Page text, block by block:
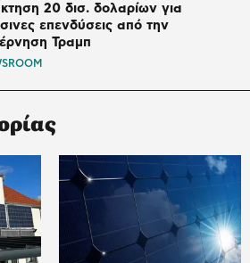
20 δισ. δολαρίων για
επενδύσεις από την
Τραμπ